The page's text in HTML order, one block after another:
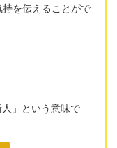
持を伝えることがで
」という意味で